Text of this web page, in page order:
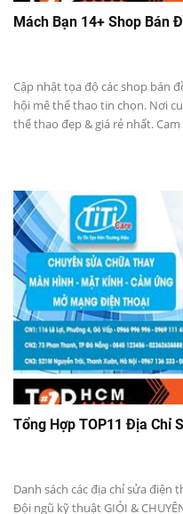
Mách Bạn 14+ Shop Bán
Cập nhật tọa độ các shop bán
hội mê thể thao tin chọn. Nơi
thể thao đẹp & giá rẻ nhất.
Tổng Hợp TOP11 Địa Chỉ
Danh sách các địa chỉ sửa điện
Đội ngũ kỹ thuật GIỎI &